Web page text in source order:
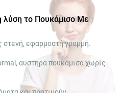
λύση το Πουκάμισο Με
εφαρμοστή γραμμή.
αυστηρά πουκάμισα χωρίς
και προτιμούν αποκλειστικά